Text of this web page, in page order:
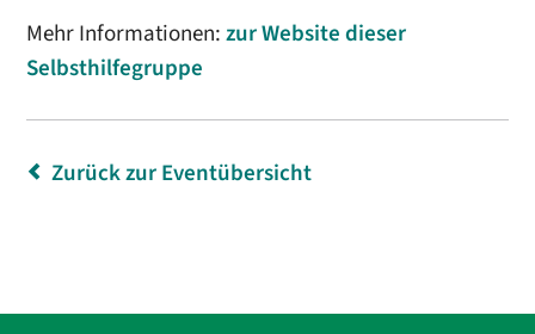
Mehr Informationen:zur Website dieser
Selbsthilfegruppe
Zurück zur Eventübersicht